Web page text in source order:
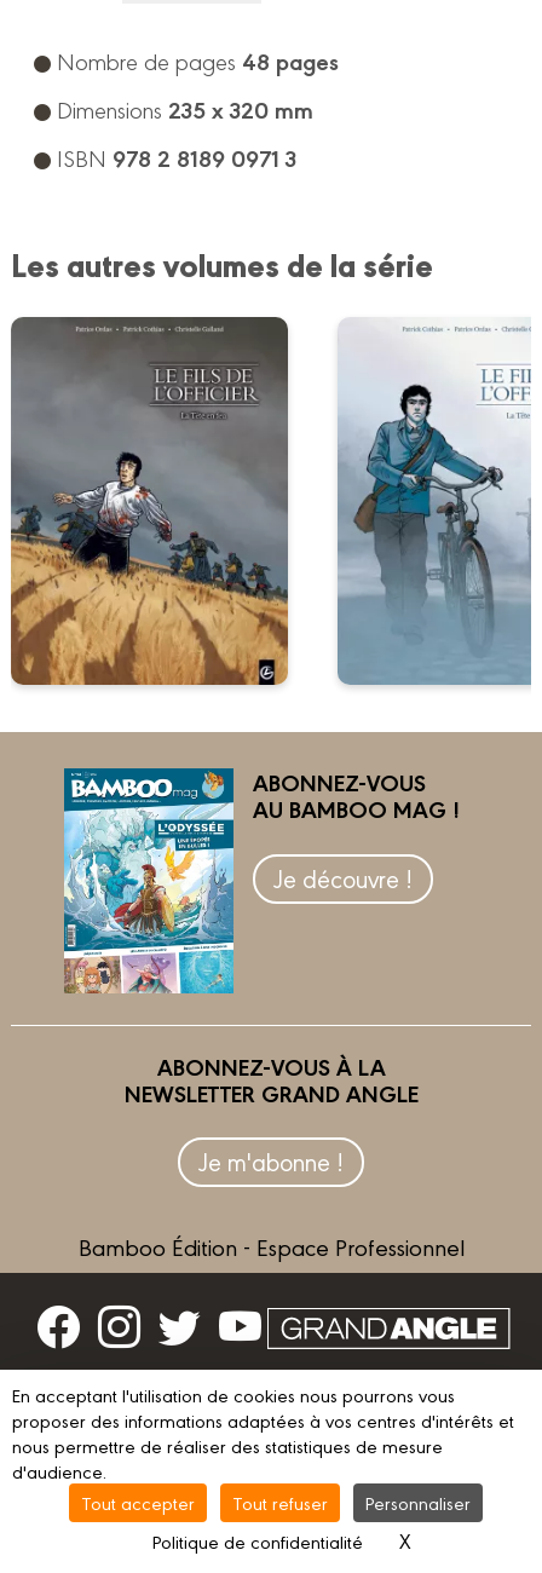
Nombre de pages 48 pages
Dimensions 235 x 320 mm
ISBN 978 2 8189 0971 3
Les autres volumes de la série
ABONNEZ-VOUS
AU BAMBOO MAG !
Je découvre !
ABONNEZ-VOUS À LA
NEWSLETTER GRAND ANGLE
Je m'abonne !
Bamboo Édition - Espace Professionnel
Contactez-nous
Devenir partenaire
© 2023 GRAND ANGLE Mentions légales
Conditions d’utilisation
Vie privée
Gestion des cookies
En acceptant l'utilisation de cookies nous pourrons vous
proposer des informations adaptées à vos centres d'intérêts et
nous permettre de réaliser des statistiques de mesure
d'audience.
Tout accepter
Tout refuser
Personnaliser
Politique de confidentialité
X